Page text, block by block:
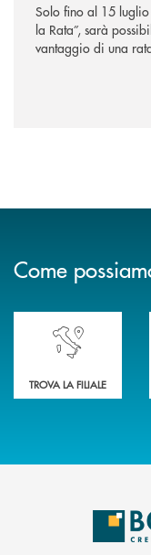
Solo fino al 15
la Rata”, sarà
vantaggio di una
Come
Accedi all' elenco
TROVA LA FILIALE